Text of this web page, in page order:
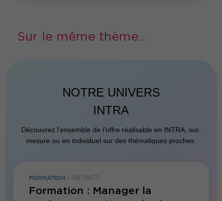
Sur le même thème...
NOTRE UNIVERS
INTRA
Découvrez l’ensemble de l’offre réalisable en INTRA, sur-
mesure ou en individuel sur des thématiques proches.
FORMATION Réf. 10473
Formation : Manager la